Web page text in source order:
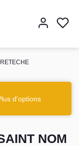
d'options
NOM